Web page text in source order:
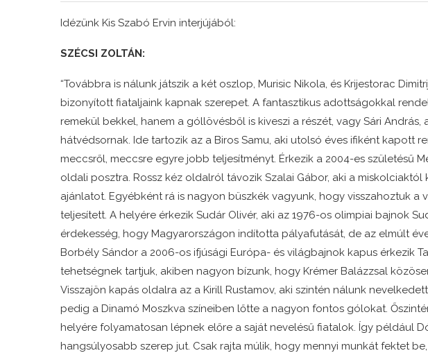
Idézünk Kis Szabó Ervin interjújából:
SZÉCSI ZOLTÁN:
“Továbbra is nálunk játszik a két oszlop, Murisic Nikola, és Krijestorac
bizonyított fiataljaink kapnak szerepet. A fantasztikus adottságokkal
remekül bekkel, hanem a góllövésből is kiveszi a részét, vagy Sári
hátvédsornak. Ide tartozik az a Biros Samu, aki utolsó éves ifiként kapott
meccsről, meccsre egyre jobb teljesítményt. Érkezik a 2004-es születésű
oldali posztra. Rossz kéz oldalról távozik Szalai Gábor, aki a
ajánlatot. Egyébként rá is nagyon büszkék vagyunk, hogy visszahoztuk a
teljesített. A helyére érkezik Sudár Olivér, aki az 1976-os olimpiai bajnok
érdekesség, hogy Magyarországon indította pályafutását, de az elmúlt
Borbély Sándor a 2006-os ifjúsági Európa- és világbajnok kapus érkezik
tehetségnek tartjuk, akiben nagyon bízunk, hogy Krémer Balázzsal
Visszajön kapás oldalra az a Kirill Rustamov, aki szintén nálunk
pedig a Dinamó Moszkva színeiben lőtte a nagyon fontos gólokat.
helyére folyamatosan lépnek előre a saját nevelésű fiatalok. Így például
hangsúlyosabb szerep jut. Csak rajta múlik, hogy mennyi munkát fektet